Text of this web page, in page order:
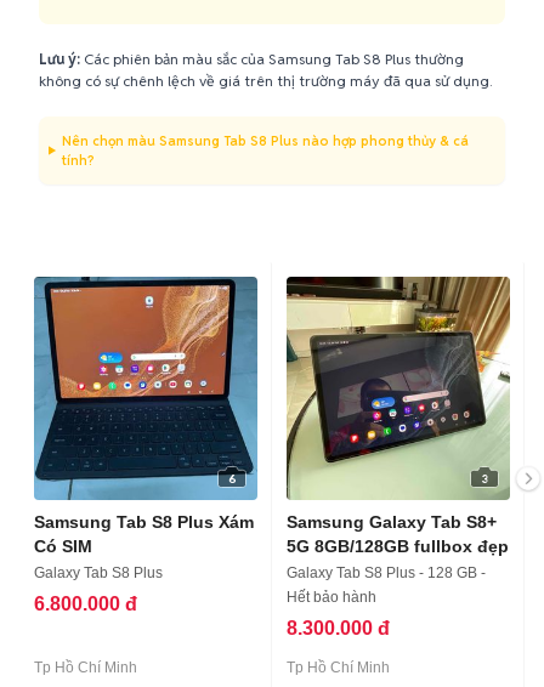
Lưu ý: Các phiên bản màu sắc của Samsung Tab S8 Plus thường
không có sự chênh lệch về giá trên thị trường máy đã qua sử dụng.
Nên chọn màu Samsung Tab S8 Plus nào hợp phong thủy & cá
tính?
6
Samsung Tab S8 Plus Xám
Có SIM
Galaxy Tab S8 Plus
6.800.000 đ
Tp Hồ Chí Minh
3
Samsung Galaxy Tab S8+
5G 8GB/128GB fullbox đẹp
Galaxy Tab S8 Plus - 128 GB -
Hết bảo hành
8.300.000 đ
Tp Hồ Chí Minh